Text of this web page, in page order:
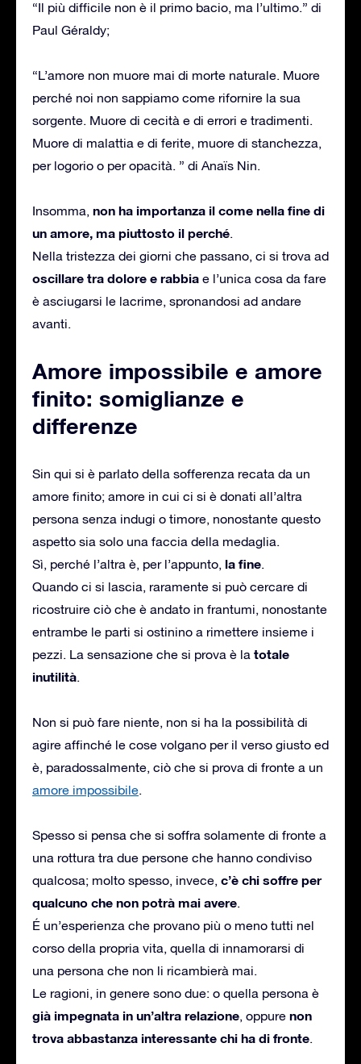
“Il più difficile non è il primo bacio, ma l’ultimo.” di
Paul Géraldy;
“L’amore non muore mai di morte naturale. Muore
perché noi non sappiamo come rifornire la sua
sorgente. Muore di cecità e di errori e tradimenti.
Muore di malattia e di ferite, muore di stanchezza,
per logorio o per opacità. ” di Anaïs Nin.
Insomma, non ha importanza il come nella fine di
un amore, ma piuttosto il perché.
Nella tristezza dei giorni che passano, ci si trova ad
oscillare tra dolore e rabbia e l’unica cosa da fare
è asciugarsi le lacrime, spronandosi ad andare
avanti.
Amore impossibile e amore
finito: somiglianze e
differenze
Sin qui si è parlato della sofferenza recata da un
amore finito; amore in cui ci si è donati all’altra
persona senza indugi o timore, nonostante questo
aspetto sia solo una faccia della medaglia.
Sì, perché l’altra è, per l’appunto, la fine.
Quando ci si lascia, raramente si può cercare di
ricostruire ciò che è andato in frantumi, nonostante
entrambe le parti si ostinino a rimettere insieme i
pezzi. La sensazione che si prova è la totale
inutilità.
Non si può fare niente, non si ha la possibilità di
agire affinché le cose volgano per il verso giusto ed
è, paradossalmente, ciò che si prova di fronte a un
amore impossibile.
Spesso si pensa che si soffra solamente di fronte a
una rottura tra due persone che hanno condiviso
qualcosa; molto spesso, invece, c’è chi soffre per
qualcuno che non potrà mai avere.
É un’esperienza che provano più o meno tutti nel
corso della propria vita, quella di innamorarsi di
una persona che non li ricambierà mai.
Le ragioni, in genere sono due: o quella persona è
già impegnata in un’altra relazione, oppure non
trova abbastanza interessante chi ha di fronte.